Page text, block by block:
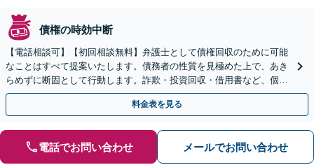
債権の時効中断
【電話相談可】【初回相談無料】弁護士として債権回収のために可能
なことはすべて提案いたします。債務者の性質を見極めた上で、あき
らめずに断固として行動します。詐欺・投資回収・借用書など、個
人・法人を問わず、まずはお電話ください。
料金表を見る
電話でお問い合わせ メールでお問い合わせ